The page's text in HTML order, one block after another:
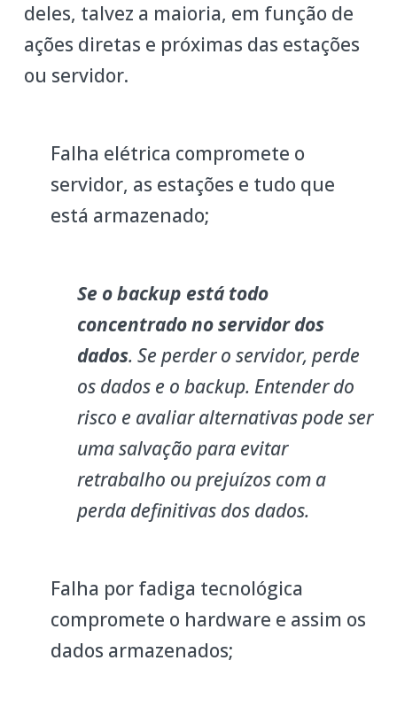
deles, talvez a maioria, em função de
ações diretas e próximas das estações
ou servidor.
Falha elétrica compromete o
servidor, as estações e tudo que
está armazenado;
Se o backup está todo
concentrado no servidor dos
dados. Se perder o servidor, perde
os dados e o backup. Entender do
risco e avaliar alternativas pode ser
uma salvação para evitar
retrabalho ou prejuízos com a
perda definitivas dos dados.
Falha por fadiga tecnológica
compromete o hardware e assim os
dados armazenados;